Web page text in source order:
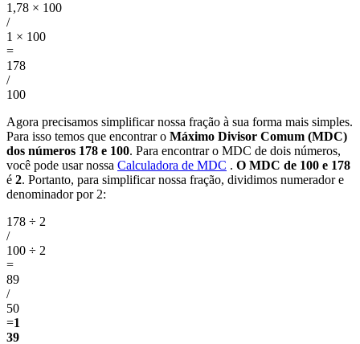
1,78 × 100
/
1 × 100
=
178
/
100
Agora precisamos simplificar nossa fração à sua forma mais simples.
Para isso temos que encontrar o Máximo Divisor Comum (MDC)
dos números 178 e 100. Para encontrar o MDC de dois números,
você pode usar nossa Calculadora de MDC . O MDC de 100 e 178
é 2. Portanto, para simplificar nossa fração, dividimos numerador e
denominador por 2:
178 ÷ 2
/
100 ÷ 2
=
89
/
50
=1
39